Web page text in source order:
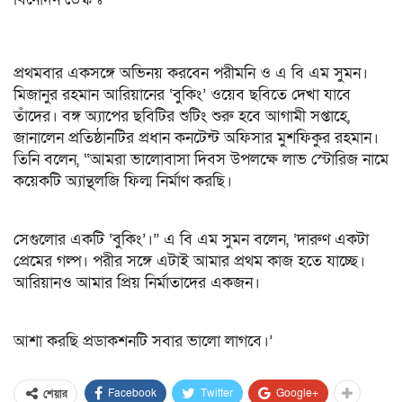
প্রথমবার একসঙ্গে অভিনয় করবেন পরীমনি ও এ বি এম সুমন।
মিজানুর রহমান আরিয়ানের ‘বুকিং’ ওয়েব ছবিতে দেখা যাবে
তাঁদের। বঙ্গ অ্যাপের ছবিটির শুটিং শুরু হবে আগামী সপ্তাহে,
জানালেন প্রতিষ্ঠানটির প্রধান কনটেন্ট অফিসার মুশফিকুর রহমান।
তিনি বলেন, “আমরা ভালোবাসা দিবস উপলক্ষে লাভ স্টোরিজ নামে
কয়েকটি অ্যান্থলজি ফিল্ম নির্মাণ করছি।
সেগুলোর একটি ‘বুকিং’।” এ বি এম সুমন বলেন, ‘দারুণ একটা
প্রেমের গল্প। পরীর সঙ্গে এটাই আমার প্রথম কাজ হতে যাচ্ছে।
আরিয়ানও আমার প্রিয় নির্মাতাদের একজন।
আশা করছি প্রডাকশনটি সবার ভালো লাগবে।’
শেয়ার Facebook Twitter Google+